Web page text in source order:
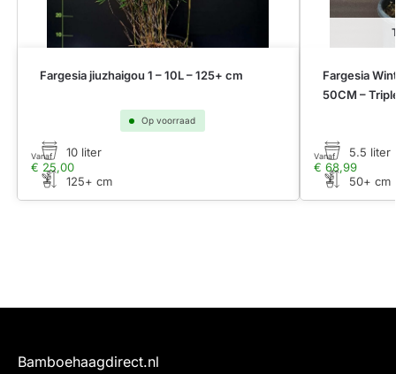
Fargesia jiuzhaigou 1 – 10L – 125+ cm
Op voorraad
€ 25,00
Vanaf 10 liter
125+ cm
Fargesia
50CM –
€ 68,99
Vanaf 5.5 liter
50+ cm
Bamboehaagdirect.nl